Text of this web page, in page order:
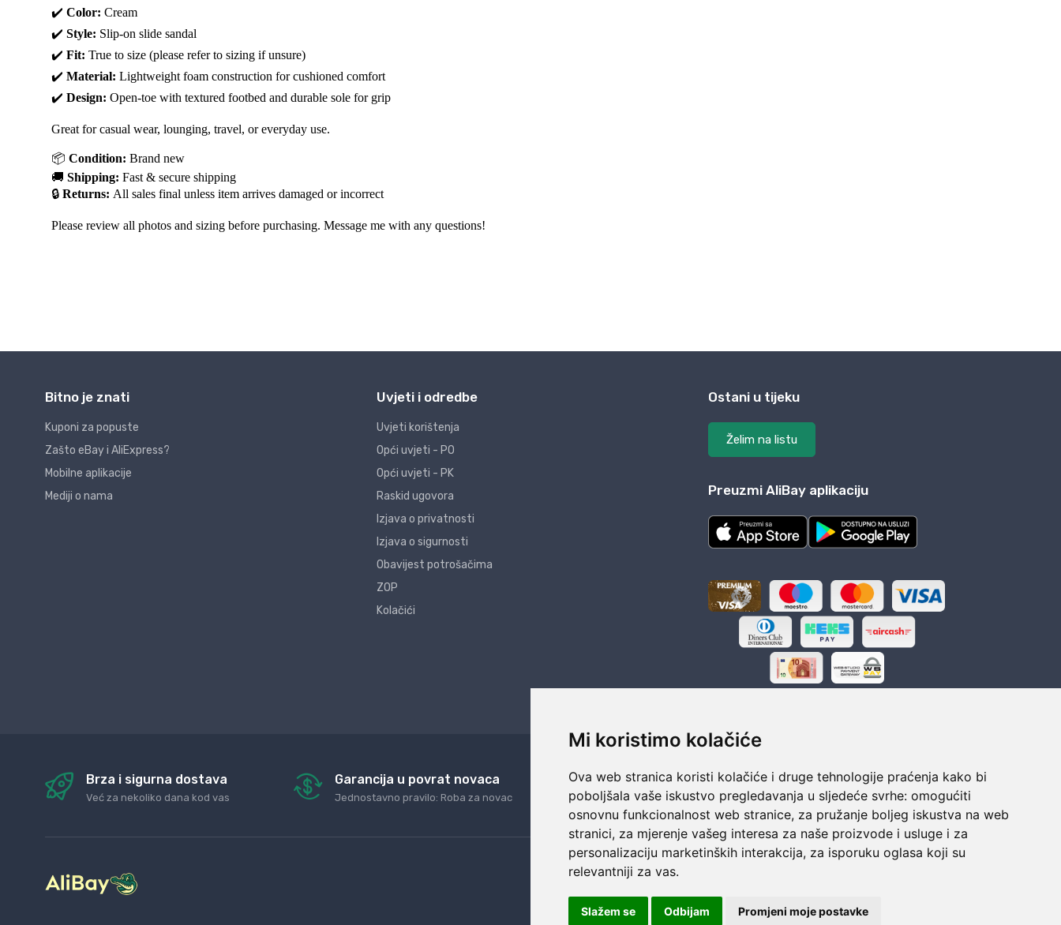
Mi koristimo kolačiće
Ova web stranica koristi kolačiće i druge tehnologije praćenja kako bi
poboljšala vaše iskustvo pregledavanja u sljedeće svrhe: omogućiti
osnovnu funkcionalnost web stranice, za pružanje boljeg iskustva na web
stranici, za mjerenje vašeg interesa za naše proizvode i usluge i za
personalizaciju marketinških interakcija, za isporuku oglasa koji su
relevantniji za vas.
Slažem se Odbijam Promjeni moje postavke
Bitno je znati
Kuponi za popuste
Zašto eBay i AliExpress?
Mobilne aplikacije
Mediji o nama
Uvjeti i odredbe
Uvjeti korištenja
Opći uvjeti - PO
Opći uvjeti - PK
Raskid ugovora
Izjava o privatnosti
Izjava o sigurnosti
Obavijest potrošačima
ZOP
Kolačići
Ostani u tijeku
Želim na listu
Preuzmi AliBay aplikaciju
Brza i sigurna dostava
Već za nekoliko dana kod vas
Garancija u povrat novaca
Jednostavno pravilo: Roba za novac
24/7 odlična podrška
Naši agenti uvijek na raspolaganju
Sigurno obročno plaćanje
Do 24 rata bez kamata